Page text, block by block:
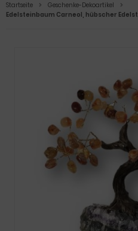
Startseite
Geschenke-Dekoartikel